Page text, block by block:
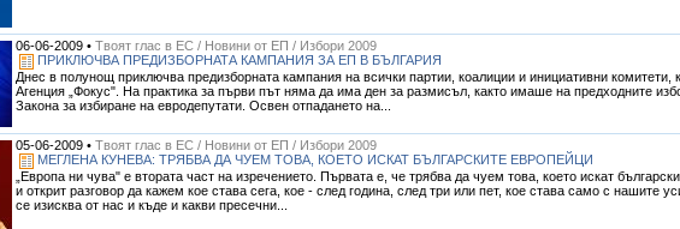
06-06-2009 • Твоят глас в ЕС / Новини от ЕП / Избори 2009
ПРИКЛЮЧВА ПРЕДИЗБОРНАТА КАМПАНИЯ ЗА ЕП В БЪЛГАРИЯ
Днес в полунощ приключва предизборната кампания на всички партии, коалиции и инициативни
Агенция „Фокус". На практика за първи път няма да има ден за размисъл, както имаше на предходните
Закона за избиране на евродепутати. Освен отпадането на...
05-06-2009 • Твоят глас в ЕС / Новини от ЕП / Избори 2009
МЕГЛЕНА КУНЕВА: ТРЯБВА ДА ЧУЕМ ТОВА, КОЕТО ИСКАТ БЪЛГАРСКИТЕ ЕВРОПЕЙЦИ
„Европа ни чува" е втората част на изречението. Първата е, че трябва да чуем това, което искат
и открит разговор да кажем кое става сега, кое - след година, след три или пет, кое става само с нашите
се изисква от нас и къде и какви пресечни...